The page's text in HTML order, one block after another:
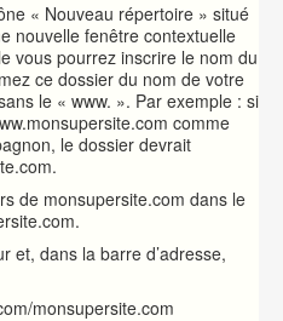
« Nouveau répertoire » situé
nouvelle fenêtre contextuelle
vous pourrez inscrire le nom du
ce dossier du nom de votre
le « www. ». Par exemple : si
comme
le dossier devrait
de monsupersite.com dans le
et, dans la barre d’adresse,
monsupersite.com